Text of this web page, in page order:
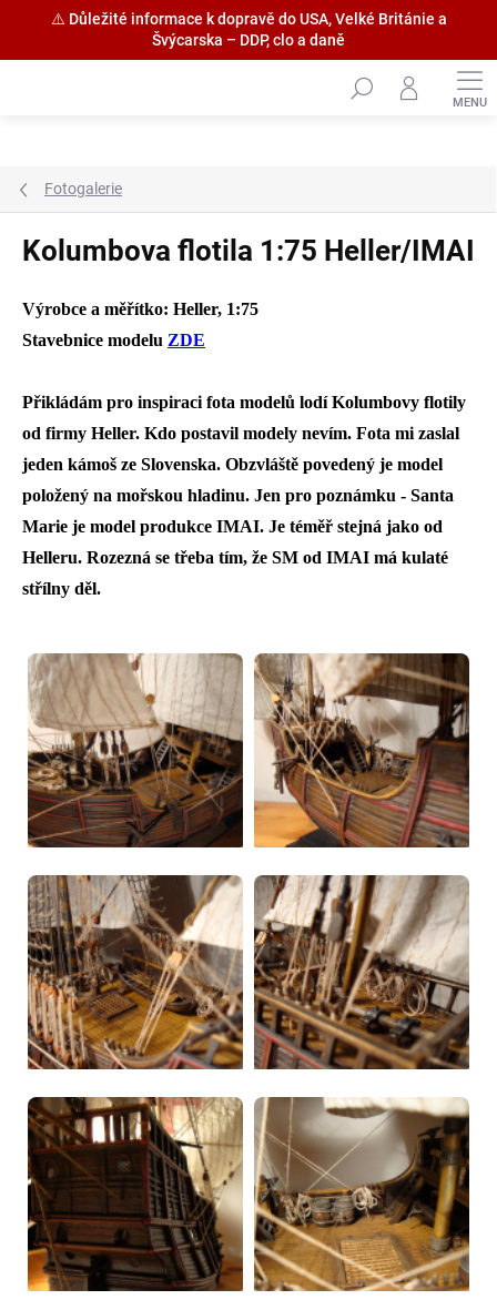
Fotogalerie
Kolumbova flotila 1:75 Heller/IMAI
Výrobce a měřítko: Heller, 1:75
Stavebnice modelu ZDE
Přikládám pro inspiraci fota modelů lodí Kolumbovy flotily
od firmy Heller. Kdo postavil modely nevím. Fota mi zaslal
jeden kámoš ze Slovenska. Obzvláště povedený je model
položený na mořskou hladinu. Jen pro poznámku - Santa
Marie je model produkce IMAI. Je téměř stejná jako od
Helleru. Rozezná se třeba tím, že SM od IMAI má kulaté
střílny děl.
⚠️ Důležité informace k dopravě do USA, Velké Británie a
Švýcarska – DDP, clo a daně